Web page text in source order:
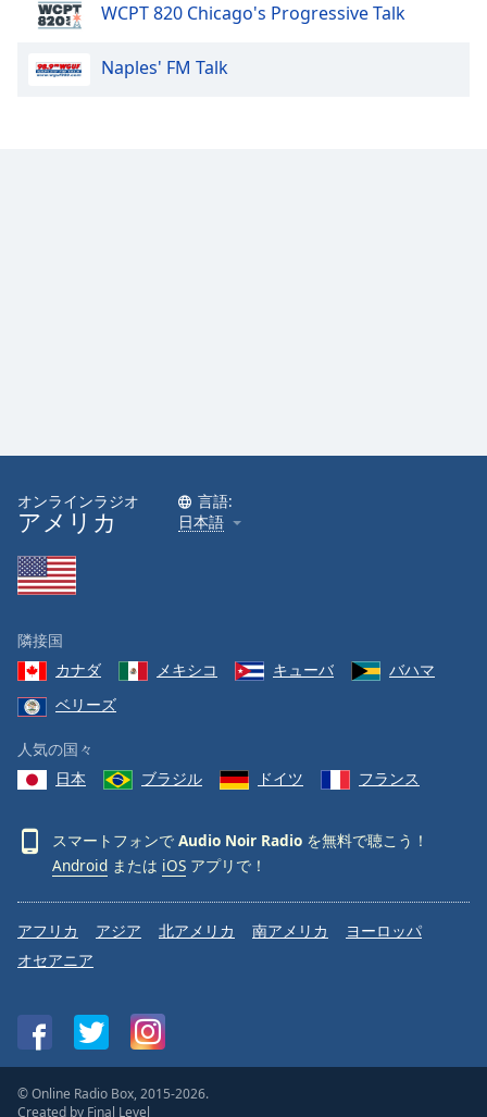
WCPT 820 Chicago's Progressive Talk
Naples' FM Talk
オンラインラジオ
アメリカ
言語:
日本語
隣接国
カナダ
メキシコ キューバ
バハマ
ベリーズ
人気の国々
日本
ブラジル ドイツ フランス
スマートフォンで Audio Noir Radio を無料で聴こう！
Android または iOS アプリで！
アフリカ アジア 北アメリカ 南アメリカ
ヨーロッパ
オセアニア
© Online Radio Box, 2015-2026.
Created by Final Level